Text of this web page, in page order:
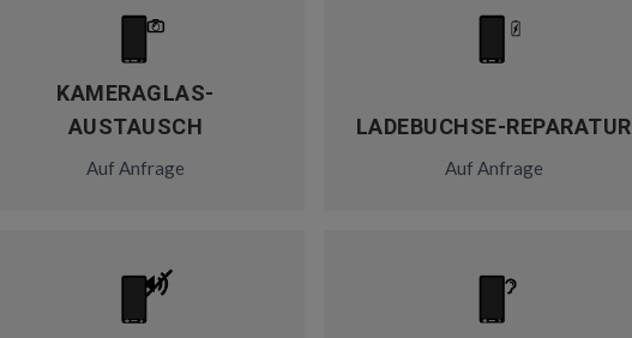
KAMERAGLAS-
AUSTAUSCH
Auf Anfrage
LADEBUCHSE-REPARATUR
Auf Anfrage